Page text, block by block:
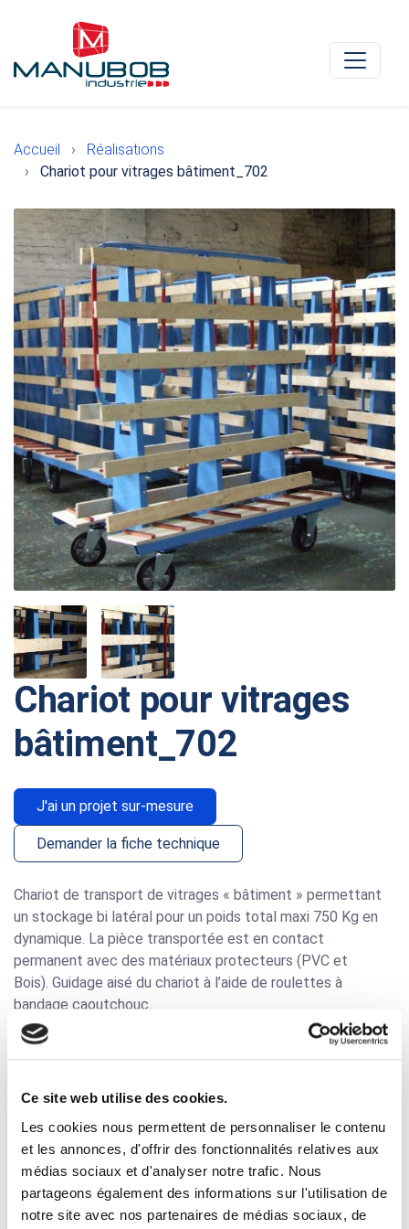
Ce site web utilise des cookies.
Les cookies nous permettent de personnaliser le contenu
et les annonces, d'offrir des fonctionnalités relatives aux
médias sociaux et d'analyser notre trafic. Nous
partageons également des informations sur l'utilisation de
notre site avec nos partenaires de médias sociaux, de
Accueil
Réalisations
Chariot pour vitrages bâtiment_702
Chariot pour vitrages
bâtiment_702
J'ai un projet sur-mesure
Demander la fiche technique
Chariot de transport de vitrages « bâtiment » permettant
un stockage bi latéral pour un poids total maxi 750 Kg en
dynamique. La pièce transportée est en contact
permanent avec des matériaux protecteurs (PVC et
Bois). Guidage aisé du chariot à l’aide de roulettes à
bandage caoutchouc.
Aménagement du chariot pour vitrages :
Surface de contact : dosseret en planche de sapin
raboté ; Assise : profils PVC anti-dérapant
Poignée de manutention en tube cintrée Ø 25 mm
2 roulettes fixes + 2 pivotantes à frein Ø 200 mm à
bandage caoutchouc
chape renforcée et corps aluminium